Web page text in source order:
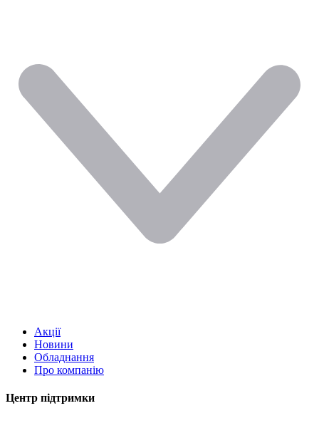
Акції
Новини
Обладнання
Про компанію
Центр підтримки